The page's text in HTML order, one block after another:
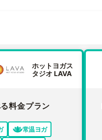
ホットヨガス
タジオ LAVA
料金プラン
常温ヨガ